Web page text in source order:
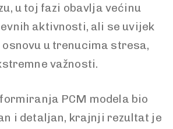
u toj fazi obavlja većinu
aktivnosti, ali se uvijek
u trenucima stresa,
važnosti.
PCM modela bio
i detaljan, krajnji rezultat je